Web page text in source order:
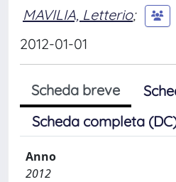
MAVILIA, Letterio;
2012-01-01
Scheda breve
Scheda completa
Anno
2012